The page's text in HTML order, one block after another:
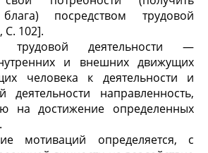
посредством трудовой
C. 102].
трудовой деятельности —
и внешних движущих
человека к деятельности и
направленность,
на достижение определенных
мотиваций определяется, с